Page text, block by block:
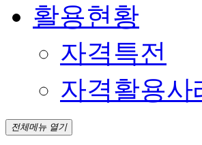
활용현황
자격특전
자격활용사
전체메뉴 열기